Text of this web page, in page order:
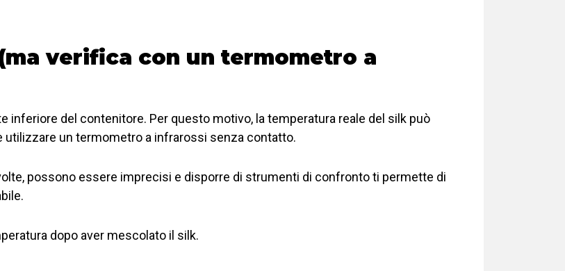
verifica con un termometro a
inferiore del contenitore. Per questo motivo, la temperatura reale del silk può
un termometro a infrarossi senza contatto.
possono essere imprecisi e disporre di strumenti di confronto ti permette di
dopo aver mescolato il silk.